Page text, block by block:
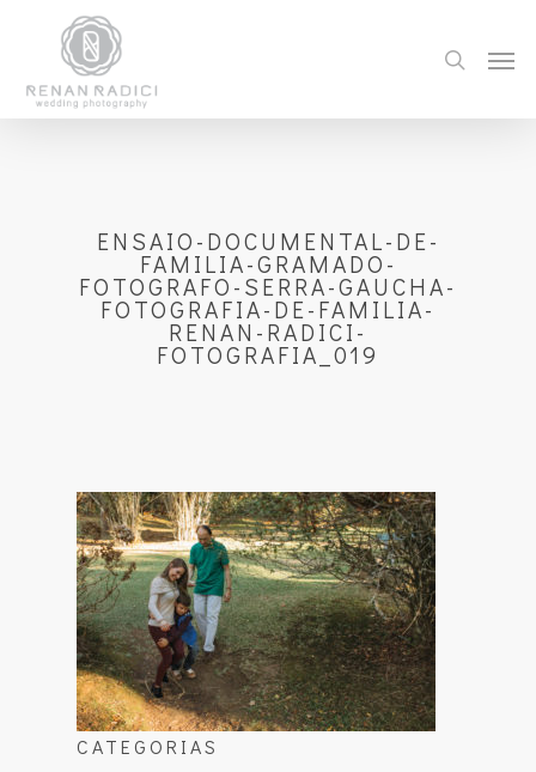
ENSAIO-DOCUMENTAL-DE-
FAMILIA-GRAMADO-
FOTOGRAFO-SERRA-GAUCHA-
FOTOGRAFIA-DE-FAMILIA-
RENAN-RADICI-
FOTOGRAFIA_019
CATEGORIAS